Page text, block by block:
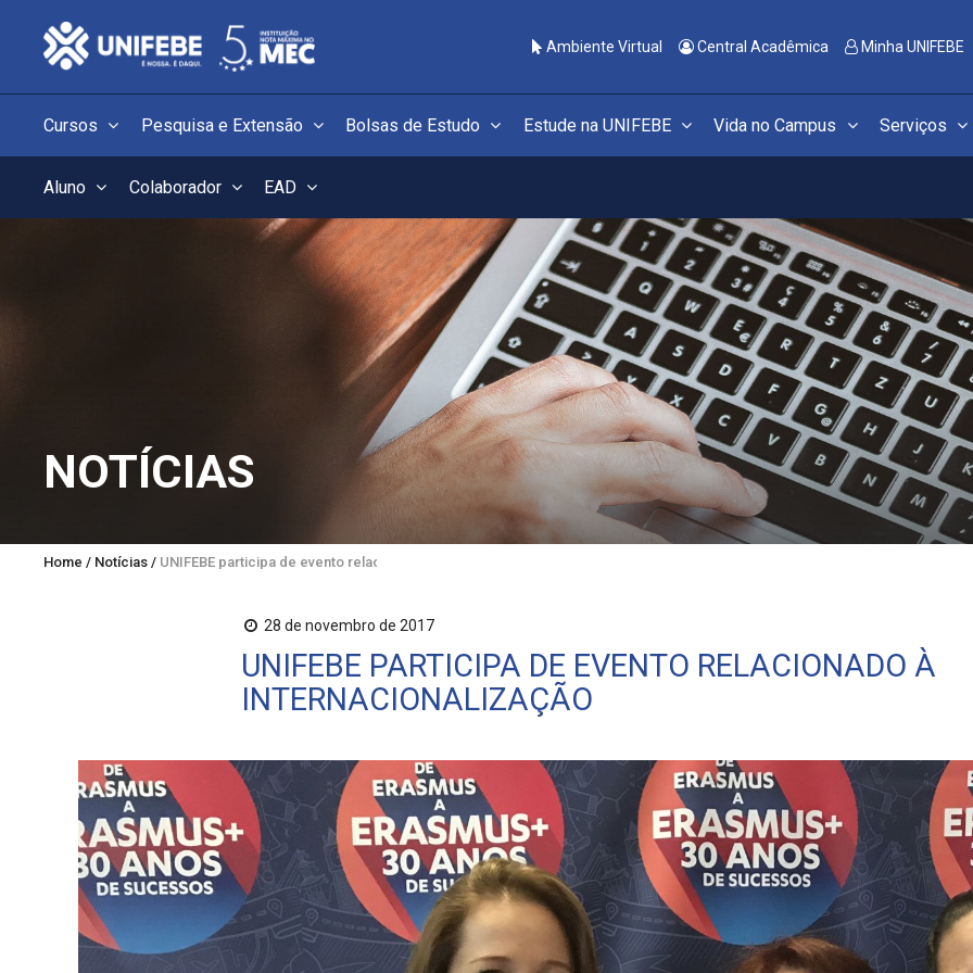
Ambiente Virtual Central Acadêmica Minha UNIFEBE
Cursos Pesquisa e Extensão Bolsas de Estudo Estude na UNIFEBE Vida no Campus Serviços
Aluno Colaborador EAD
NOTÍCIAS
Home / Notícias / UNIFEBE participa de evento relacionado à internacionalização
28 de novembro de 2017
UNIFEBE PARTICIPA DE EVENTO RELACIONADO À
INTERNACIONALIZAÇÃO